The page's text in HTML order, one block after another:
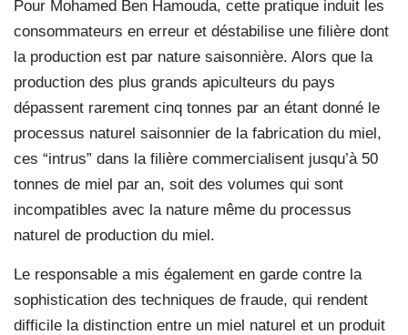
Pour Mohamed Ben Hamouda, cette pratique induit les
consommateurs en erreur et déstabilise une filière dont
la production est par nature saisonnière. Alors que la
production des plus grands apiculteurs du pays
dépassent rarement cinq tonnes par an étant donné le
processus naturel saisonnier de la fabrication du miel,
ces “intrus” dans la filière commercialisent jusqu’à 50
tonnes de miel par an, soit des volumes qui sont
incompatibles avec la nature même du processus
naturel de production du miel.
Le responsable a mis également en garde contre la
sophistication des techniques de fraude, qui rendent
difficile la distinction entre un miel naturel et un produit